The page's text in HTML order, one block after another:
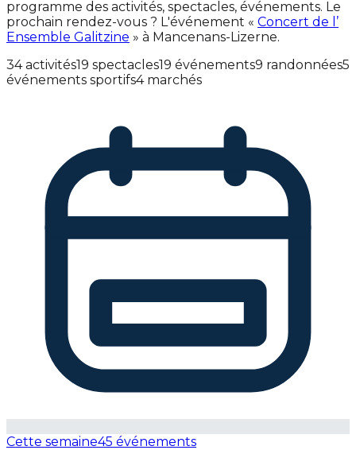
programme des activités, spectacles, événements. Le
prochain rendez-vous ? L'événement « Concert de l’
Ensemble Galitzine » à Mancenans-Lizerne.
34 activités19 spectacles19 événements9 randonnées5
événements sportifs4 marchés
Cette semaine45 événements